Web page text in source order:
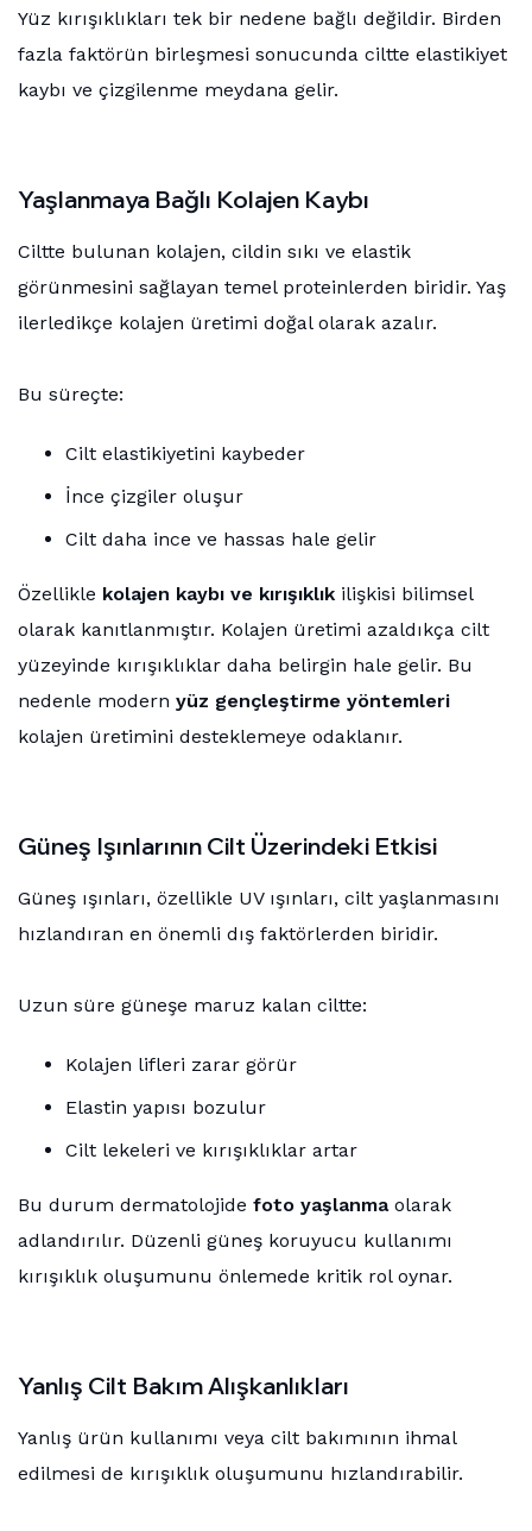
Yüz kırışıklıkları tek bir nedene bağlı değildir. Birden
fazla faktörün birleşmesi sonucunda ciltte elastikiyet
kaybı ve çizgilenme meydana gelir.
Yaşlanmaya Bağlı Kolajen Kaybı
Ciltte bulunan kolajen, cildin sıkı ve elastik
görünmesini sağlayan temel proteinlerden biridir. Yaş
ilerledikçe kolajen üretimi doğal olarak azalır.
Bu süreçte:
Cilt elastikiyetini kaybeder
İnce çizgiler oluşur
Cilt daha ince ve hassas hale gelir
Özellikle kolajen kaybı ve kırışıklık ilişkisi bilimsel
olarak kanıtlanmıştır. Kolajen üretimi azaldıkça cilt
yüzeyinde kırışıklıklar daha belirgin hale gelir. Bu
nedenle modern yüz gençleştirme yöntemleri
kolajen üretimini desteklemeye odaklanır.
Güneş Işınlarının Cilt Üzerindeki Etkisi
Güneş ışınları, özellikle UV ışınları, cilt yaşlanmasını
hızlandıran en önemli dış faktörlerden biridir.
Uzun süre güneşe maruz kalan ciltte:
Kolajen lifleri zarar görür
Elastin yapısı bozulur
Cilt lekeleri ve kırışıklıklar artar
Bu durum dermatolojide foto yaşlanmaolarak
adlandırılır. Düzenli güneş koruyucu kullanımı
kırışıklık oluşumunu önlemede kritik rol oynar.
Yanlış Cilt Bakım Alışkanlıkları
Yanlış ürün kullanımı veya cilt bakımının ihmal
edilmesi de kırışıklık oluşumunu hızlandırabilir.